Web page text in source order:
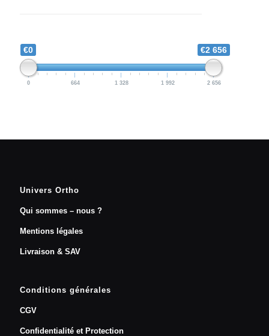
€0 €2 656
0 664 1 328 1 992 2 656
Univers Ortho
Qui sommes – nous ?
Mentions légales
Livraison & SAV
Conditions générales
CGV
Confidentialité et Protection